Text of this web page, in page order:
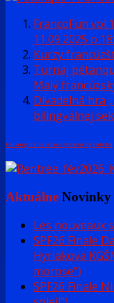
FrancoFun
11.09.2025 o
Kurzy
Turnaj
Malý
Divadelná hra
bilingválnej
FaLang translation system by Faboba
Aktuálne Novinky
Les nouveaux
SPF26 Finale
Hyriaková
morose")
SPF26 Finale